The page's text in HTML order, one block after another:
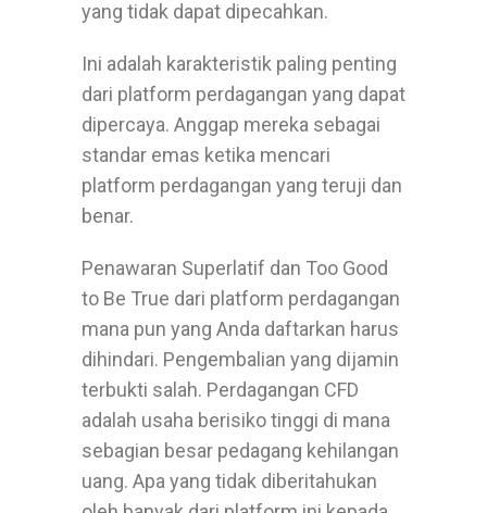
yang tidak dapat dipecahkan.
Ini adalah karakteristik paling penting
dari platform perdagangan yang dapat
dipercaya. Anggap mereka sebagai
standar emas ketika mencari
platform perdagangan yang teruji dan
benar.
Penawaran Superlatif dan Too Good
to Be True dari platform perdagangan
mana pun yang Anda daftarkan harus
dihindari. Pengembalian yang dijamin
terbukti salah. Perdagangan CFD
adalah usaha berisiko tinggi di mana
sebagian besar pedagang kehilangan
uang. Apa yang tidak diberitahukan